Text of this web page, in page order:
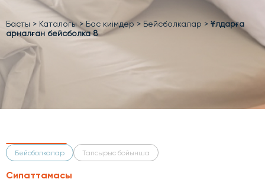
Басты > Каталогы>Бас киімдер> Бейсболкалар > Ұлдарға
арналған бейсболка 8
Бейсболкалар Тапсырыс бойынша
Сипаттамасы